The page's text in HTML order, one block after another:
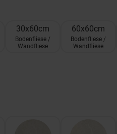
30x60cm
Bodenfliese /
Wandfliese
60x60cm
Bodenfliese /
Wandfliese